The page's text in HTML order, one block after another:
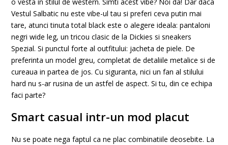
Vestul Salbatic nu este vibe-ul tau si preferi ceva putin mai
tare, atunci tinuta total black este o alegere ideala: pantaloni
negri wide leg, un tricou clasic de la Dickies si sneakers
Spezial. Si punctul forte al outfitului: jacheta de piele. De
preferinta un model greu, completat de detaliile metalice si de
cureaua in partea de jos. Cu siguranta, nici un fan al stilului
hard nu s-ar rusina de un astfel de aspect. Si tu, din ce echipa
faci parte?
Smart casual intr-un mod placut
Nu se poate nega faptul ca ne plac combinatiile deosebite. La